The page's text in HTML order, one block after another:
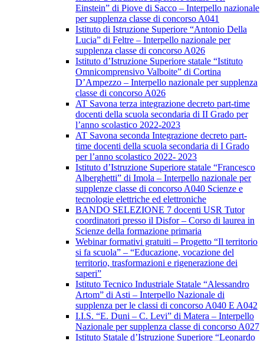
Einstein” di Piove di Sacco – Interpello nazionale
per supplenza classe di concorso A041
Istituto di Istruzione Superiore “Antonio Della
Lucia” di Feltre – Interpello nazionale per
supplenza classe di concorso A026
Istituto d’Istruzione Superiore statale “Istituto
Omnicomprensivo Valboite” di Cortina
D’Ampezzo – Interpello nazionale per supplenza
classe di concorso A026
AT Savona terza integrazione decreto part-time
docenti della scuola secondaria di II Grado per
l’anno scolastico 2022-2023
AT Savona seconda Integrazione decreto part-
time docenti della scuola secondaria di I Grado
per l’anno scolastico 2022- 2023
Istituto d’Istruzione Superiore statale “Francesco
Alberghetti” di Imola – Interpello nazionale per
supplenze classe di concorso A040 Scienze e
tecnologie elettriche ed elettroniche
BANDO SELEZIONE 7 docenti USR Tutor
coordinatori presso il Disfor – Corso di laurea in
Scienze della formazione primaria
Webinar formativi gratuiti – Progetto “Il territorio
si fa scuola” – “Educazione, vocazione del
territorio, trasformazioni e rigenerazione dei
saperi”
Istituto Tecnico Industriale Statale “Alessandro
Artom” di Asti – Interpello Nazionale di
supplenza per le classi di concorso A040 E A042
I.I.S. “E. Duni – C. Levi” di Matera – Interpello
Nazionale per supplenza classe di concorso A027
Istituto Statale d’Istruzione Superiore “Leonardo